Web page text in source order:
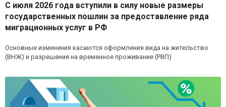
С июля 2026 года вступили в силу новые размеры
государственных пошлин за предоставление ряда
миграционных услуг в РФ
Основные изменения касаются оформления вида на жительство
(ВНЖ) и разрешения на временное проживание (РВП)